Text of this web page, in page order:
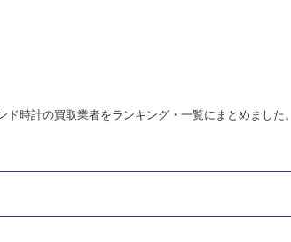
時計の買取業者をランキング・一覧にまとめました。